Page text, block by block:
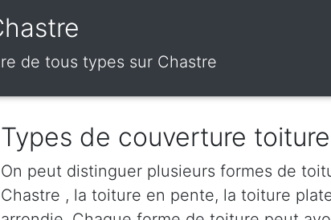
de tous types sur Chastre
Types de couverture
On peut distinguer plusieurs formes de
Chastre , la toiture en pente, la toiture